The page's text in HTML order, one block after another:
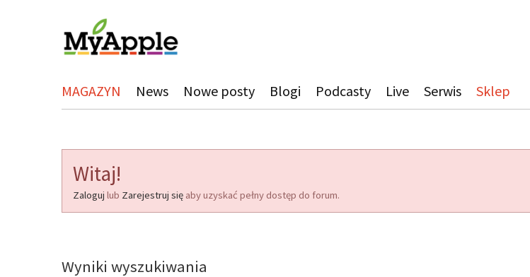
MAGAZYN News Nowe posty Blogi Podcasty Live Serwis Sklep
Witaj!
Zaloguj lub Zarejestruj się aby uzyskać pełny dostęp do forum.
Wyniki wyszukiwania